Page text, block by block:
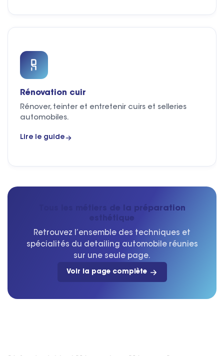
Rénovation cuir
Rénover, teinter et entretenir cuirs et selleries
automobiles.
Lire le guide
Tous les métiers de la préparation
esthétique
Retrouvez l’ensemble des techniques et
spécialités du detailing automobile réunies
sur une seule page.
Voir la page complète